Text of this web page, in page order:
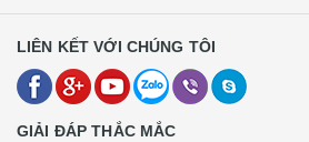
LIÊN KẾT VỚI CHÚNG TÔI
GIẢI ĐÁP THẮC MẮC